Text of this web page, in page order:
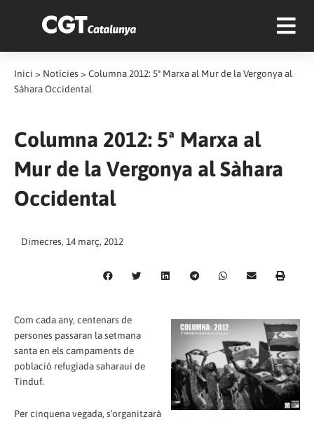
Inici > Notícies > Columna 2012: 5ª Marxa al Mur de la Vergonya al
Sàhara Occidental
Columna 2012: 5ª Marxa al
Mur de la Vergonya al Sàhara
Occidental
Dimecres, 14 març, 2012
Com cada any, centenars de
persones passaran la setmana
santa en els campaments de
població refugiada saharaui de
Tinduf.
Per cinquena vegada, s'organitzarà